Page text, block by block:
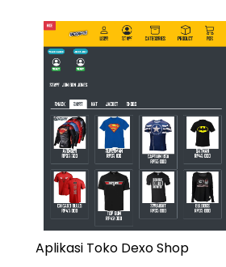
Aplikasi Toko Dexo Shop